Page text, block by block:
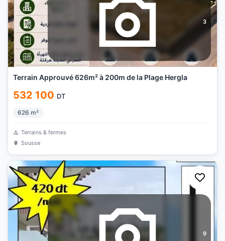
3
Terrain Approuvé 626m² à 200m de la Plage Hergla
532 100 DT
626 m²
Terrains & fermes
Sousse
9